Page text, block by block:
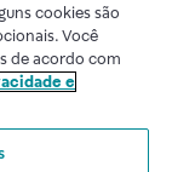
cookies são
Você
de acordo com
e